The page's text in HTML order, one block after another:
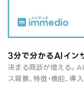
3分で分かるAIイン
決まる商談が増える。
ス背景、特徴・機能、導